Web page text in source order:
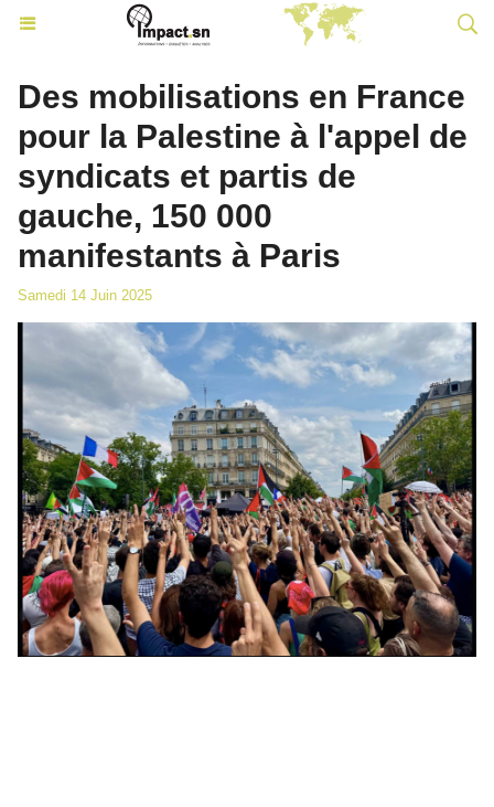
Des mobilisations en France
pour la Palestine à l'appel de
syndicats et partis de
gauche, 150 000
manifestants à Paris
Samedi 14 Juin 2025